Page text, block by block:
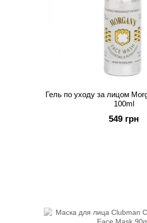
Гель по уходу за лицом
100ml
549 грн